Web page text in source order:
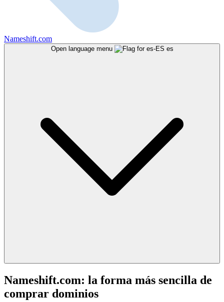
Nameshift.com
Open language menu es
Nameshift.com: la forma más sencilla de
comprar dominios